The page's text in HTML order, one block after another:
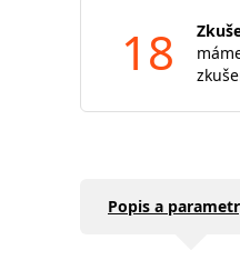
18
Popis a